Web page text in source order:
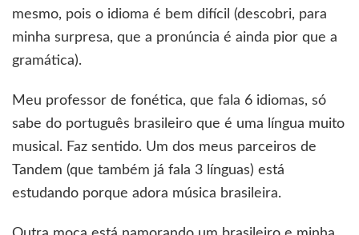
mesmo, pois o idioma é bem difícil (descobri, para
minha surpresa, que a pronúncia é ainda pior que a
gramática).
Meu professor de fonética, que fala 6 idiomas, só
sabe do português brasileiro que é uma língua muito
musical. Faz sentido. Um dos meus parceiros de
Tandem (que também já fala 3 línguas) está
estudando porque adora música brasileira.